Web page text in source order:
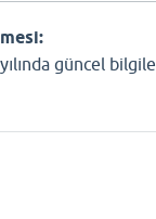
güncel